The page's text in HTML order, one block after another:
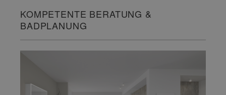
KOMPETENTE BERATUNG &
BADPLANUNG